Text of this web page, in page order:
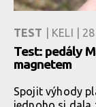
TEST | KELI |
Test: pedály
magnetem
Spojit výhody